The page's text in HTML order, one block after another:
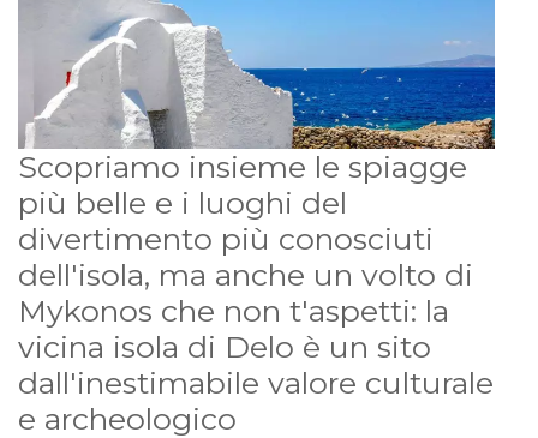
Scopriamo insieme le spiagge
più belle e i luoghi del
divertimento più conosciuti
dell'isola, ma anche un volto di
Mykonos che non t'aspetti: la
vicina isola di Delo è un sito
dall'inestimabile valore culturale
e archeologico